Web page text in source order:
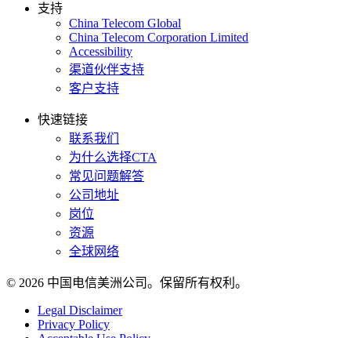
支持
China Telecom Global
China Telecom Corporation Limited
Accessibility
渠道伙伴支持
客户支持
快速链接
联系我们
为什么选择CTA
常见问题解答
公司地址
岗位
资源
全球网络
© 2026 中国电信美洲公司。保留所有权利。
Legal Disclaimer
Privacy Policy